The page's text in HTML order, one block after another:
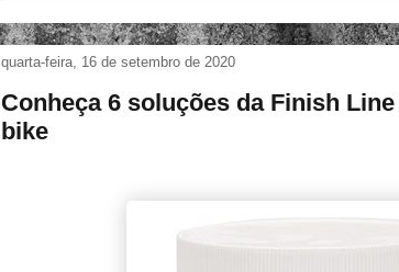
quarta-feira, 16 de setembro de 2020
Conheça 6 soluções da Finish
bike